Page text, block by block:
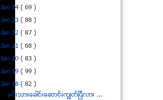
Jan 24 ( 69 )
Jan 23 ( 88 )
Jan 22 ( 87 )
Jan 21 ( 68 )
Jan 20 ( 83 )
Jan 19 ( 99 )
Jan 18 ( 82 )
မင္းသားေခါင္းေဆာင္းကၽြတ္ၿပီလား ...